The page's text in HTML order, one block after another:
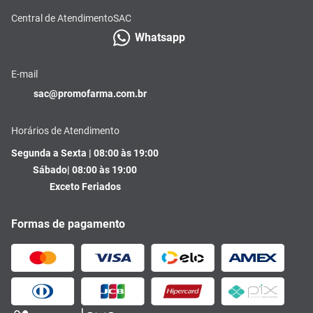
Central de AtendimentoSAC
Whatsapp
E-mail
sac@promofarma.com.br
Horários de Atendimento
Segunda a Sexta | 08:00 às 19:00
Sábado| 08:00 às 19:00
Exceto Feriados
Formas de pagamento